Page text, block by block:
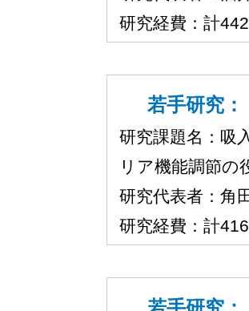
研究経費：計
若手研究：
研究課題名：吸
リア機能調節の
研究代表者：角
研究経費：計